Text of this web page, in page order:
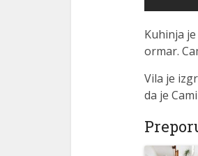
Kuhinja
ormar.
Vila je
da je